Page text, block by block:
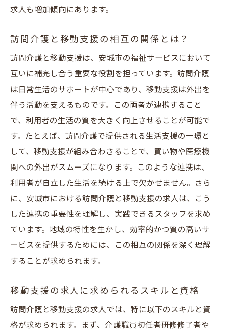
訪問介護求人における地域密着の重要性
安城市の訪問介護求人最新情報を手に入れる秘
訣
最新の訪問介護求人情報の入手方法
安城市での訪問介護求人市場のトレンド
定期的な情報収集の重要性とその方法
訪問介護求人に関する速報を得るには
安城市の訪問介護求人の情報源を知る
充実した教育制度で選ぶ安城市の訪問介護職場
教育制度が整った訪問介護職場の見極め方
職場選びの基準としての教育プログラム
安城市での訪問介護教育制度の実例
教育支援が充実している職場の特徴
求人も増加傾向にあります。
訪問介護と移動支援の相互の関係とは？
訪問介護と移動支援は、安城市の福祉サービスにおいて
互いに補完し合う重要な役割を担っています。訪問介護
は日常生活のサポートが中心であり、移動支援は外出を
伴う活動を支えるものです。この両者が連携すること
で、利用者の生活の質を大きく向上させることが可能で
す。たとえば、訪問介護で提供される生活支援の一環と
して、移動支援が組み合わさることで、買い物や医療機
関への外出がスムーズになります。このような連携は、
利用者が自立した生活を続ける上で欠かせません。さら
に、安城市における訪問介護と移動支援の求人は、こう
した連携の重要性を理解し、実践できるスタッフを求め
ています。地域の特性を生かし、効率的かつ質の高いサ
ービスを提供するためには、この相互の関係を深く理解
することが求められます。
移動支援の求人に求められるスキルと資格
訪問介護と移動支援の求人では、特に以下のスキルと資
格が求められます。まず、介護職員初任者研修修了者や